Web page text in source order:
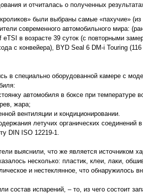
и отчиталась о полученных
были выбраны самые «пахучие» (из
современного автомобильного мира:
eTSI в возрасте 39 суток (с повторными
с конвейера), BYD Seal 6 DM-i Touring
в специально оборудованной камере с
автомобиля в боксе при температуре
жара;
вентиляции и кондиционировании.
летучих органических соединений
DIN ISO 12219-1.
выяснили, что же является источником
несколько: пластик, клеи, лаки,
и нестеклянное, что обнаружилось
состав испарений, – то, из чего состоит